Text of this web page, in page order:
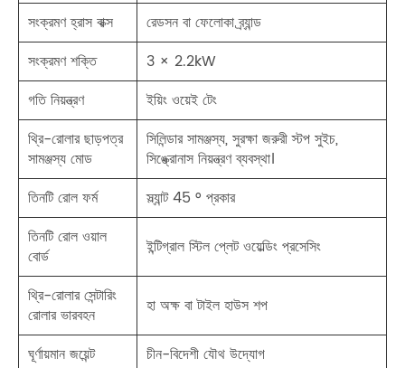
সংক্রমণ হ্রাস বাক্স
রেডসন বা ফেলোকা ব্র্যান্ড
সংক্রমণ শক্তি
3 × 2.2kW
গতি নিয়ন্ত্রণ
ইয়িং ওয়েই টেং
থ্রি-রোলার ছাড়পত্র
সামঞ্জস্য মোড
সিলিন্ডার সামঞ্জস্য, সুরক্ষা জরুরী স্টপ সুইচ,
সিঙ্ক্রোনাস নিয়ন্ত্রণ ব্যবস্থা।
তিনটি রোল ফর্ম
স্ল্যান্ট 45 ° প্রকার
তিনটি রোল ওয়াল
বোর্ড
ইন্টিগ্রাল স্টিল প্লেট ওয়েল্ডিং প্রসেসিং
থ্রি-রোলার সেন্টারিং
রোলার ভারবহন
হা অক্ষ বা টাইল হাউস শপ
ঘূর্ণায়মান জয়েন্ট চীন-বিদেশী যৌথ উদ্যোগ